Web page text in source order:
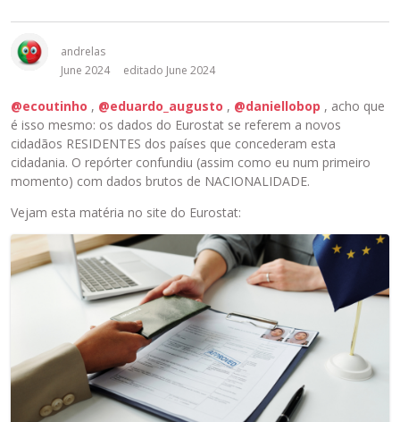
andrelas
June 2024
editado June 2024
@ecoutinho , @eduardo_augusto , @daniellobop , acho que
é isso mesmo: os dados do Eurostat se referem a novos
cidadãos RESIDENTES dos países que concederam esta
cidadania. O repórter confundiu (assim como eu num primeiro
momento) com dados brutos de NACIONALIDADE.
Vejam esta matéria no site do Eurostat:
E
s
t
e
é
u
m